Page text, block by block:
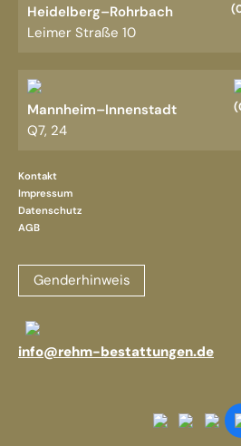
Heidelberg–Rohrbach
Leimer Straße 10
Mannheim–Innenstadt
Q7, 24
Kontakt
Impressum
Datenschutz
AGB
Genderhinweis
info@rehm-bestattungen.de